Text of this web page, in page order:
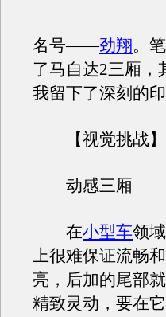
名号——劲翔。
了马自达2三厢，
我留下了深刻的印
【视觉挑战】
动感三厢
在小型车领
上很难保证流畅
亮，后加的尾部
精致灵动，要在